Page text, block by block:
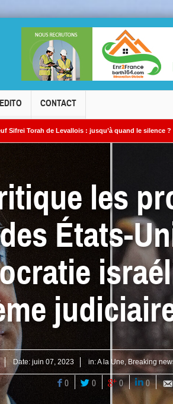
EDITO CONTACT
: jusqu’à quand le silence ? Que s’est-il
les
États-
Date: juin 07, 2023 in:A la Une, Breaking
0 0 0 0